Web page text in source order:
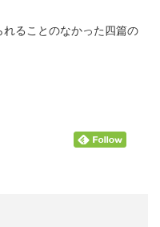
れることのなかった四篇の